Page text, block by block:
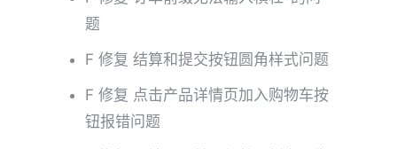
题
F 修复 结算和提交按钮圆角样式问题
F 修复 点击产品详情页加入购物车按
钮报错问题